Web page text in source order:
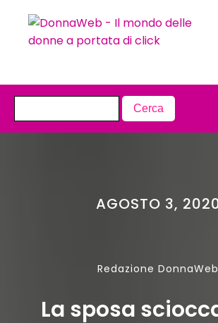
AGOSTO 3,
Redazione DonnaWeb
La sposa